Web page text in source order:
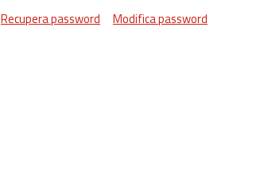
Recupera password Modifica password